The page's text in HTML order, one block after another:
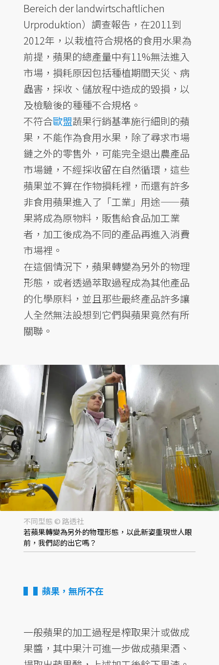
Bereich der landwirtschaftlichen
Urproduktion）調查報告，在2011到
2012年，以栽植符合規格的食用水果為
前提，蘋果的總產量中有11%無法進入
市場，損耗原因包括種植期間天災、病
蟲害，採收、儲放程中造成的毀損，以
及檢驗後的種種不合規格。
不符合歐盟蔬果行銷基準施行細則的蘋
果，不能作為食用水果，除了尋求市場
鏈之外的零售外，可能完全退出農產品
市場鏈，不經採收留在自然循環，這些
蘋果並不算在作物損耗裡，而還有許多
非食用蘋果進入了「工業」用途——蘋
果將成為原物料，販售給食品加工業
者，加工後成為不同的產品再進入消費
市場裡。
在這個情況下，蘋果轉變為另外的物理
形態，或者透過萃取過程成為其他產品
的化學原料，並且那些最終產品許多讓
人全然無法設想到它們與蘋果竟然有所
關聯。
不同型態 © 路透社
若蘋果轉變為另外的物理形態，以此新姿重現世人眼
前，我們認的出它嗎？
▌蘋果，無所不在
一般蘋果的加工過程是榨取果汁或做成
果醬，其中果汁可進一步做成蘋果酒、